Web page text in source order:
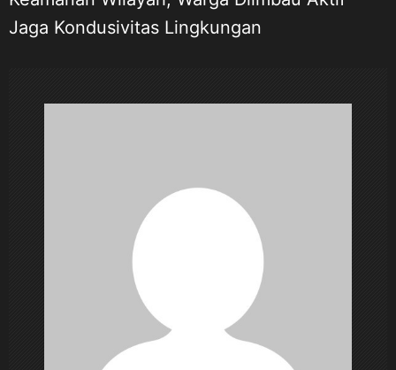
Jaga Kondusivitas Lingkungan